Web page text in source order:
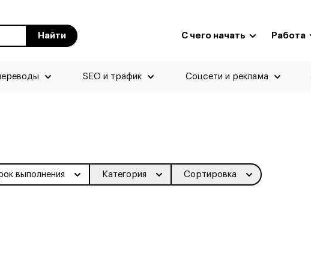
Найти С чего начать Работа
SEO и трафик Соцсети и реклама
выполнения Категория Сортировка